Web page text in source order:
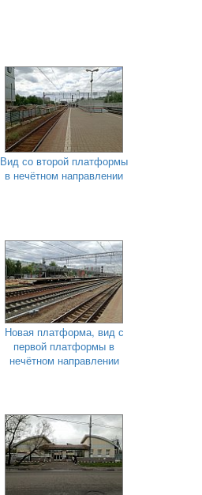
Вид со второй платформы
в нечётном направлении
Новая платформа, вид с
первой платформы в
нечётном направлении